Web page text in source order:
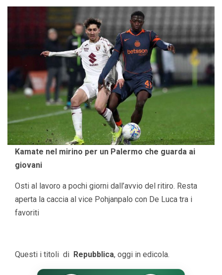
Kamate nel mirino per un Palermo che guarda ai
giovani
Osti al lavoro a pochi giorni dall’avvio del ritiro. Resta
aperta la caccia al vice Pohjanpalo con De Luca tra i
favoriti
Questi i titoli di Repubblica, oggi in edicola.